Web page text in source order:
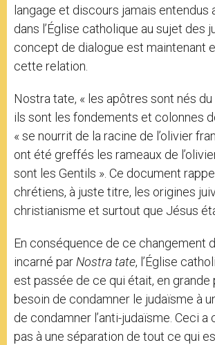
langage et discours jamais entendus
dans l’Église catholique au sujet des
concept de dialogue est maintenant
cette relation.
Nostra ӕtate, « les apôtres sont nés
ils sont les fondements et colonnes
« se nourrit de la racine de l’olivier
ont été greffés les rameaux de
sont les Gentils ». Ce document
chrétiens, à juste titre, les origines
christianisme et surtout que Jésus
En conséquence de ce changement
incarné parNostra ӕtate, l’Église
est passée de ce qui était, en grande
besoin de condamner le judaïsme à
de condamner l’anti-judaïsme. Ceci a
pas à une séparation de tout ce qui